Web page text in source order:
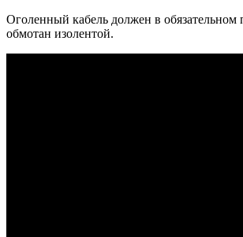
Оголенный кабель должен в обязательном
обмотан изолентой.